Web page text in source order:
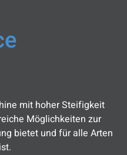
mit hoher Steifigkeit
Möglichkeiten zur
bietet und für alle Arten